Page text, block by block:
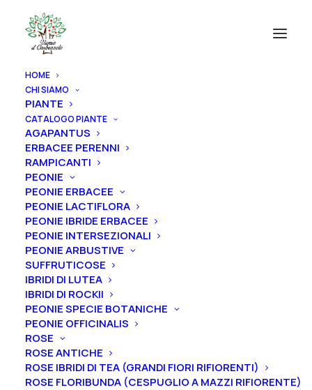
HOME
CHI SIAMO
PIANTE
CATALOGO PIANTE
AGAPANTUS
ERBACEE PERENNI
RAMPICANTI
PEONIE
PEONIE ERBACEE
PEONIE LACTIFLORA
PEONIE IBRIDE ERBACEE
PEONIE INTERSEZIONALI
PEONIE ARBUSTIVE
SUFFRUTICOSE
IBRIDI DI LUTEA
IBRIDI DI ROCKII
PEONIE SPECIE BOTANICHE
PEONIE OFFICINALIS
ROSE
ROSE ANTICHE
ROSE IBRIDI DI TEA (GRANDI FIORI RIFIORENTI)
ROSE FLORIBUNDA (CESPUGLIO A MAZZI RIFIORENTE)
Home Iris Iris germanica
Iris barbata alta (TB)